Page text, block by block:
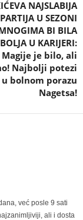
NAJSLABIJA
PARTIJA U SEZONI
BI BILA
U KARIJERI:
Magije je bilo, ali
Najbolji potezi
bolnom porazu
Nagetsa!
već posle 9 sati
ali i dosta